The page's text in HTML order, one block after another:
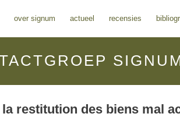
over signum actueel recensies
restitution des biens mal